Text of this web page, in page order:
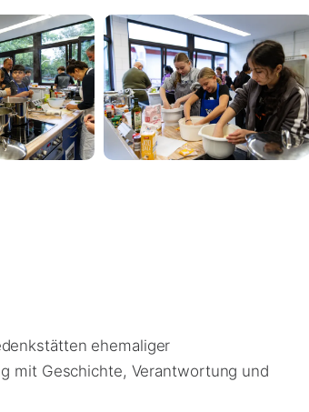
ehemaliger
mit Geschichte, Verantwortung und